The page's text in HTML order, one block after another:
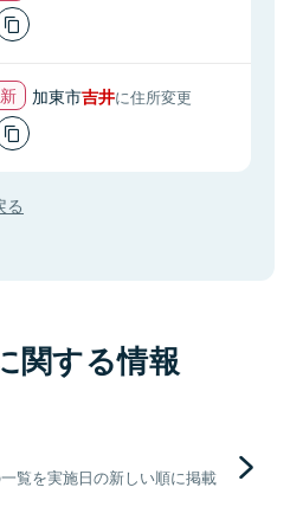
加東市吉井に住所変更
る
関する情報
覧を実施日の新しい順に掲載